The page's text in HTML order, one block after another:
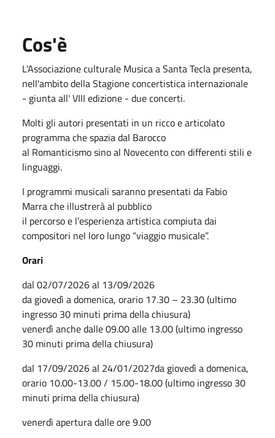
Cos'è
L'Associazione culturale Musica a Santa Tecla presenta,
nell'ambito della Stagione concertistica internazionale
- giunta all' VIII edizione - due concerti.
Molti gli autori presentati in un ricco e articolato
programma che spazia dal Barocco
al Romanticismo sino al Novecento con differenti stili e
linguaggi.
I programmi musicali saranno presentati da Fabio
Marra che illustrerà al pubblico
il percorso e l’esperienza artistica compiuta dai
compositori nel loro lungo “viaggio musicale”.
Orari
dal 02/07/2026 al 13/09/2026
da giovedì a domenica, orario 17.30 – 23.30 (ultimo
ingresso 30 minuti prima della chiusura)
venerdì anche dalle 09.00 alle 13.00 (ultimo ingresso
30 minuti prima della chiusura)
dal 17/09/2026 al 24/01/2027da giovedì a domenica,
orario 10.00-13.00 / 15.00-18.00 (ultimo ingresso 30
minuti prima della chiusura)
venerdì apertura dalle ore 9.00